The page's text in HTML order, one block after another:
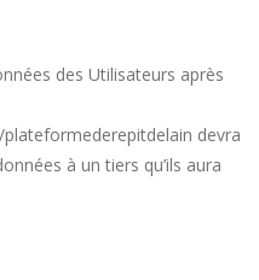
des Utilisateurs après
devra
à un tiers qu’ils aura